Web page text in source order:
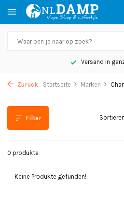
Versand in
Zurück Startseite Marken
Filter
0 produkte
Keine Produkte gefunden!...